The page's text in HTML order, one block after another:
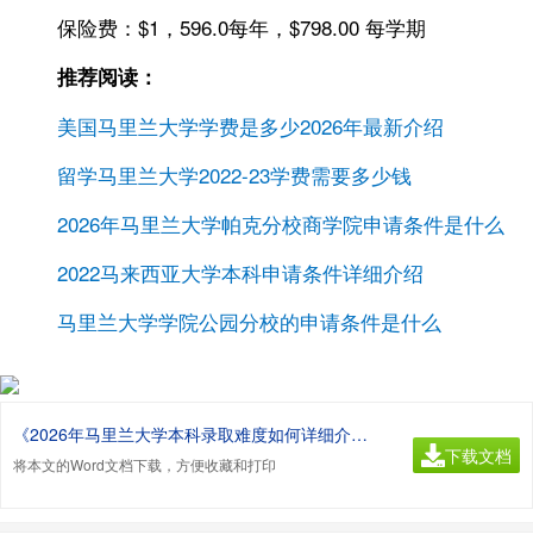
保险费：$1，596.0每年，$798.00 每学期
推荐阅读：
美国马里兰大学学费是多少2026年最新介绍
留学马里兰大学2022-23学费需要多少钱
2026年马里兰大学帕克分校商学院申请条件是什么
2022马来西亚大学本科申请条件详细介绍
马里兰大学学院公园分校的申请条件是什么
《2026年马里兰大学本科录取难度如何详细介绍.doc》
将本文的Word文档下载，方便收藏和打印 下载文档